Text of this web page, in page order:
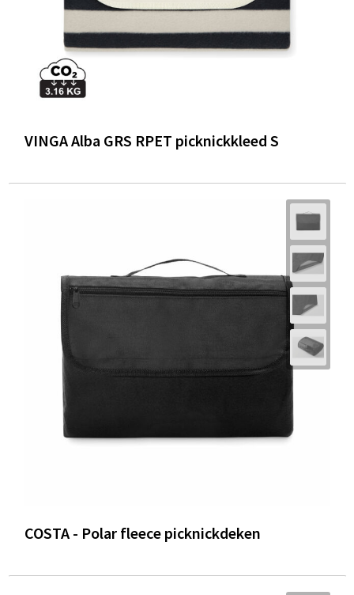
VINGA Alba GRS RPET picknickkleed S
COSTA - Polar fleece picknickdeken